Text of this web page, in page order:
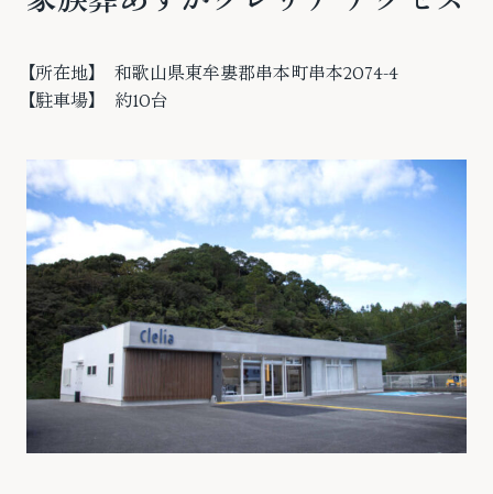
【所在地】 和歌山県東牟婁郡串本町串本2074-4
【駐車場】 約10台